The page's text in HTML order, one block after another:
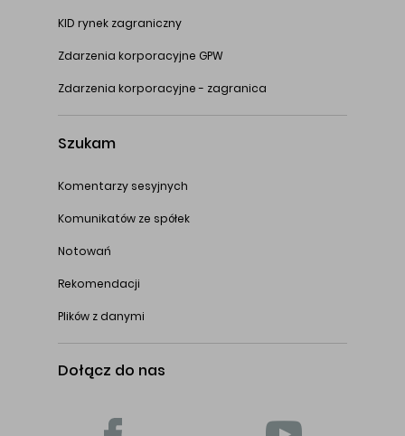
KID rynek zagraniczny
Zdarzenia korporacyjne GPW
Zdarzenia korporacyjne - zagranica
Szukam
Komentarzy sesyjnych
Komunikatów ze spółek
Notowań
Rekomendacji
Plików z danymi
Dołącz do nas